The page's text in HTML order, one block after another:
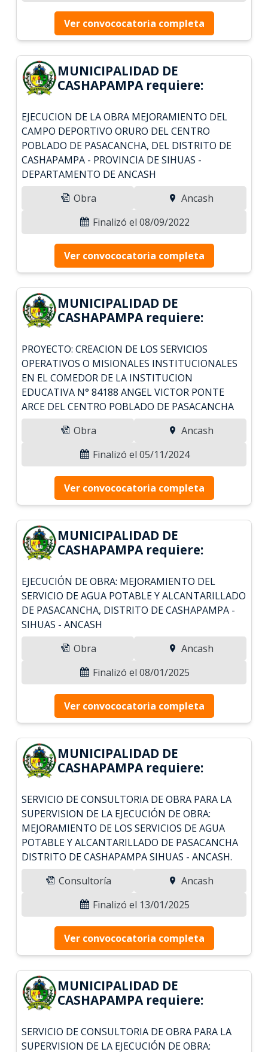
Ver convococatoria completa
MUNICIPALIDAD DE
CASHAPAMPA requiere:
EJECUCION DE LA OBRA MEJORAMIENTO DEL
CAMPO DEPORTIVO ORURO DEL CENTRO
POBLADO DE PASACANCHA, DEL DISTRITO DE
CASHAPAMPA - PROVINCIA DE SIHUAS -
DEPARTAMENTO DE ANCASH
Obra
Ancash
Finalizó el 08/09/2022
Ver convococatoria completa
MUNICIPALIDAD DE
CASHAPAMPA requiere:
PROYECTO: CREACION DE LOS SERVICIOS
OPERATIVOS O MISIONALES INSTITUCIONALES
EN EL COMEDOR DE LA INSTITUCION
EDUCATIVA N° 84188 ANGEL VICTOR PONTE
ARCE DEL CENTRO POBLADO DE PASACANCHA
Obra
Ancash
Finalizó el 05/11/2024
Ver convococatoria completa
MUNICIPALIDAD DE
CASHAPAMPA requiere:
EJECUCIÓN DE OBRA: MEJORAMIENTO DEL
SERVICIO DE AGUA POTABLE Y ALCANTARILLADO
DE PASACANCHA, DISTRITO DE CASHAPAMPA -
SIHUAS - ANCASH
Obra
Ancash
Finalizó el 08/01/2025
Ver convococatoria completa
MUNICIPALIDAD DE
CASHAPAMPA requiere:
SERVICIO DE CONSULTORIA DE OBRA PARA LA
SUPERVISION DE LA EJECUCIÓN DE OBRA:
MEJORAMIENTO DE LOS SERVICIOS DE AGUA
POTABLE Y ALCANTARILLADO DE PASACANCHA
DISTRITO DE CASHAPAMPA SIHUAS - ANCASH.
Consultoría
Ancash
Finalizó el 13/01/2025
Ver convococatoria completa
MUNICIPALIDAD DE
CASHAPAMPA requiere:
SERVICIO DE CONSULTORIA DE OBRA PARA LA
SUPERVISION DE LA EJECUCIÓN DE OBRA: